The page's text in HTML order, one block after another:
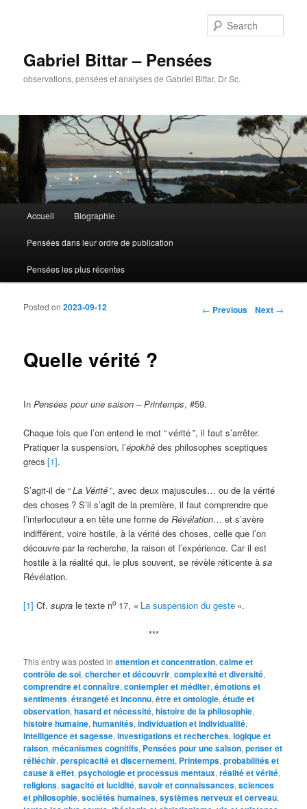
Gabriel Bittar – Pensées
observations, pensées et analyses de Gabriel Bittar, Dr Sc.
Skip to primary content
Skip to secondary content
Accueil Biographie
Pensées dans leur ordre de publication
Pensées les plus récentes
Post navigation ← Previous Next →
Quelle vérité ?
Posted on2023-09-12
InPensées pour une saison – Printemps, #59.
Chaque fois que l’on entend le mot “vérité”, il faut s’arrêter.
Pratiquer la suspension, l’épokhê des philosophes sceptiques
grecs [1].
S’agit-il de “La Vérité”, avec deux majuscules… ou de la vérité
des choses ? S’il s’agit de la première, il faut comprendre que
l’interlocuteur a en tête une forme deRévélation… et s’avère
indifférent, voire hostile, à la vérité des choses, celle que l’on
découvre par la recherche, la raison et l’expérience. Car il est
hostile à la réalité qui, le plus souvent, se révèle réticente àsa
Révélation.
[1] Cf.supra le texte no 17, « La suspension du geste ».
***
This entry was posted inattention et concentration,calme et
contrôle de soi,chercher et découvrir,complexité et diversité,
comprendre et connaître,contempler et méditer,émotions et
sentiments,étrangeté et inconnu,être et ontologie,étude et
observation,hasard et nécessité,histoire de la philosophie,
histoire humaine,humanités,individuation et individualité,
intelligence et sagesse,investigations et recherches,logique et
raison,mécanismes cognitifs, Pensées pour une saison,penser et
réfléchir,perspicacité et discernement, Printemps,probabilités et
cause à effet,psychologie et processus mentaux,réalité et vérité,
religions,sagacité et lucidité,savoir et connaissances,sciences
et philosophie,sociétés humaines,systèmes nerveux et cerveau,